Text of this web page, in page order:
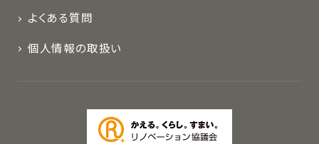
よくある質問
個人情報の取扱い